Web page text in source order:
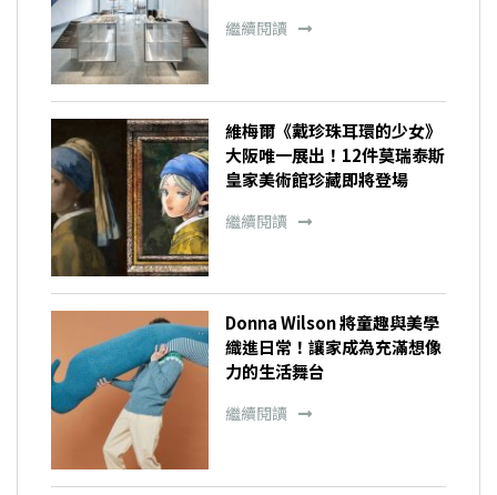
繼續閱讀
維梅爾《戴珍珠耳環的少女》
大阪唯一展出！12件莫瑞泰斯
皇家美術館珍藏即將登場
繼續閱讀
Donna Wilson 將童趣與美學
織進日常！讓家成為充滿想像
力的生活舞台
繼續閱讀